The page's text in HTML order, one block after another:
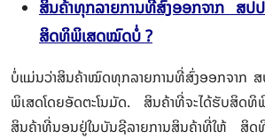
ສິນຄ້າທຸກລາຍການທີ່ສົ່ງອອກຈາກ ສປ
ສິດທິພິເສດໝົດບໍ່ ?
ບໍ່ແມ່ນວ່າສິນຄ້າໝົດທຸກລາຍການທີ່ສົ່ງອອກຈາກ
ພິເສດໂດຍອັດຕະໂນມັດ. ສິນຄ້າທີ່ຈະໄດ້ຮັບສິດ
ສິນຄ້າທີ່ນອນຢູ່ໃນບັນຊີລາຍການສິນຄ້າທີ່ໃຫ້ ສິດ